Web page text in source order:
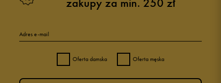
Adres e-mail
Oferta damska Oferta męska